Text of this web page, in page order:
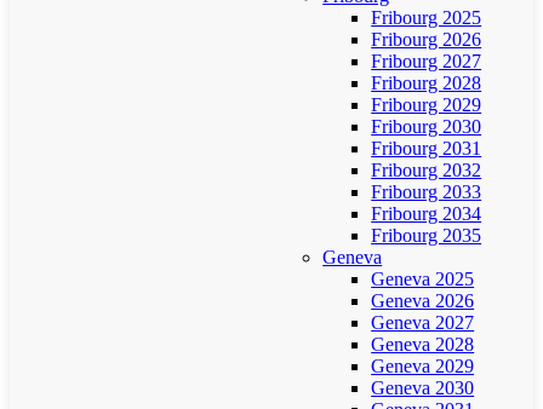
Fribourg 2025
Fribourg 2026
Fribourg 2027
Fribourg 2028
Fribourg 2029
Fribourg 2030
Fribourg 2031
Fribourg 2032
Fribourg 2033
Fribourg 2034
Fribourg 2035
Geneva
Geneva 2025
Geneva 2026
Geneva 2027
Geneva 2028
Geneva 2029
Geneva 2030